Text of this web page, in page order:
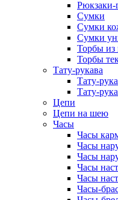
Рюкзаки-
Сумки
Сумки
Сумки
Торбы из
Торбы
Тату-рукава
Тату-
Тату-
Цепи
Цепи на шею
Часы
Часы
Часы
Часы
Часы
Часы
Часы-